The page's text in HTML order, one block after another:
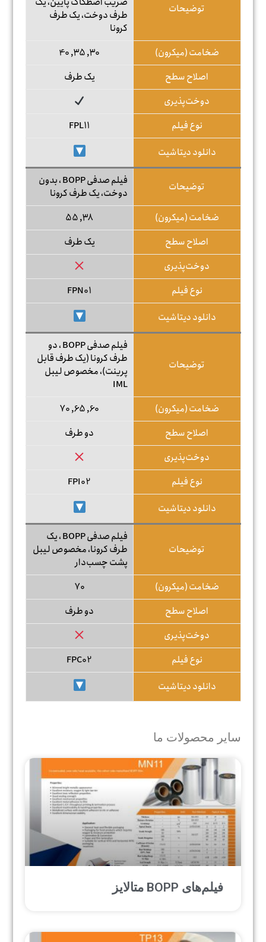
توضیحات
طرف دوخت، یک طرف
کرونا
ضخامت (میکرون)
30, 35, 40
اصلاح سطح
یک طرف
دوخت‌پذیری
نوع فیلم
FPL11
دانلود دیتاشیت
توضیحات
فیلم صدفی BOPP ، بدون
دوخت، یک طرف کرونا
ضخامت (میکرون)
38, 55
اصلاح سطح
یک طرف
دوخت‌پذیری
نوع فیلم
FPN01
دانلود دیتاشیت
توضیحات
فیلم صدفی BOPP ، دو
طرف کرونا (یک طرف قابل
پرینت)، مخصوص لیبل
IML
ضخامت (میکرون)
60, 65, 70
اصلاح سطح
دو طرف
دوخت‌پذیری
نوع فیلم
FPI02
دانلود دیتاشیت
توضیحات
فیلم صدفی BOPP ، یک
طرف کرونا، مخصوص لیبل
پشت چسب‌دار
ضخامت (میکرون)
70
اصلاح سطح
دو طرف
دوخت‌پذیری
نوع فیلم
FPC02
دانلود دیتاشیت
سایر محصولات ما
فیلم‌های BOPP متالایز